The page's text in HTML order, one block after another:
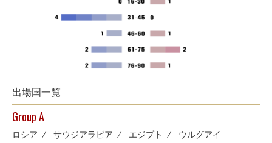
出場国一覧
Group A
ロシア ⁄ サウジアラビア ⁄ エジプト ⁄ ウルグアイ